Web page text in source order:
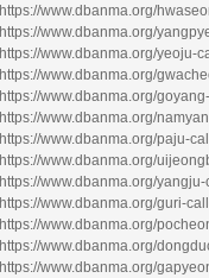
https://www.dbanma.org/
https://www.dbanma.org/
https://www.dbanma.org/yeoju-
https://www.dbanma.org/
https://www.dbanma.org/
https://www.dbanma.org/
https://www.dbanma.org/paju-
https://www.dbanma.org/
https://www.dbanma.org/
https://www.dbanma.org/guri-
https://www.dbanma.org/
https://www.dbanma.org/
https://www.dbanma.org/